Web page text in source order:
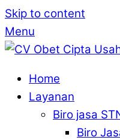
Skip to content
Menu
Home
Layanan
Biro jasa
Biro